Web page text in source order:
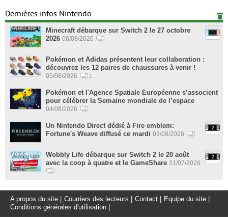
Dernières infos Nintendo
Minecraft débarque sur Switch 2 le 27 octobre
2026 06/08/2026
Pokémon et Adidas présentent leur collaboration :
découvrez les 12 paires de chaussures à venir !
05/08/2026 1
Pokémon et l'Agence Spatiale Européenne s’associent
pour célébrer la Semaine mondiale de l’espace
04/08/2026
Un Nintendo Direct dédié à Fire emblem:
Fortune's Weave diffusé ce mardi 03/08/2026
Wobbly Life débarque sur Switch 2 le 20 août
avec la coop à quatre et le GameShare 31/07/2026
A propos du site Courriers des lecteurs Contact Equipe du site
Conditions générales d'utilisation